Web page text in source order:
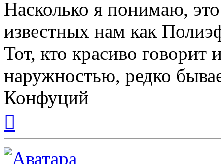
Насколько я понимаю,
известных нам как
Тот, кто красиво говорит
наружностью, редко
Конфуций
началу